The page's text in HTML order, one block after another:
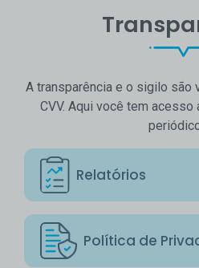
A transparência e o sigilo são
CVV. Aqui você tem
Relatórios
Política de